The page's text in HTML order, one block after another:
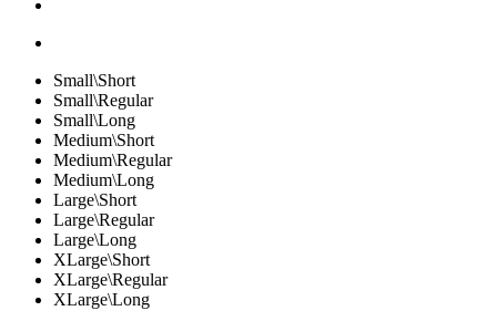
Small\Short
Small\Regular
Small\Long
Medium\Short
Medium\Regular
Medium\Long
Large\Short
Large\Regular
Large\Long
XLarge\Short
XLarge\Regular
XLarge\Long